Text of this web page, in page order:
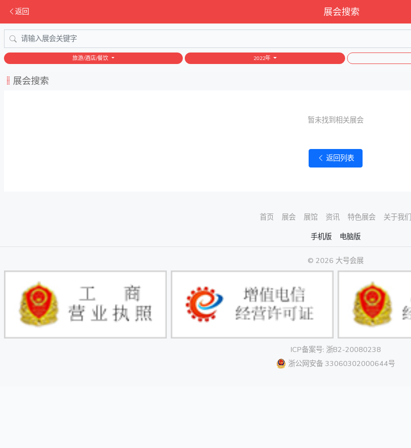
返回 展会搜索
旅游/酒店/餐饮 2022年
展会搜索
暂未找到相关展会
返回列表
首页 展会 展馆 资讯 特色展会
关于我们
手机版
电脑版
© 2026 大号会展
ICP备案号: 浙B2-20080238
浙公网安备 33060302000644号